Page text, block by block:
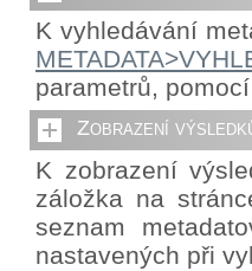
K vyhledávání
parametrů,
Zobrazení
K zobrazení
záložka na
seznam
nastavených při